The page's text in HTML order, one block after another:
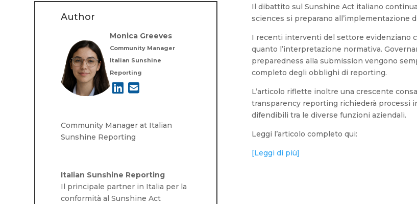
Author
Monica Greeves
Community Manager
Italian Sunshine
Reporting
Community Manager at Italian
Sunshine Reporting
Italian Sunshine Reporting
Il principale partner in Italia per la
conformità al Sunshine Act
Il dibattito sul Sunshine Act italiano
sciences si preparano all’implementazione
I recenti interventi del settore evidenziano
quanto l’interpretazione normativa.
preparedness alla submission vengono
completo degli obblighi di reporting.
L’articolo riflette inoltre una crescente
transparency reporting richiederà processi
difendibili tra le diverse funzioni aziendali.
Leggi l’articolo completo qui:
[Leggi di più]